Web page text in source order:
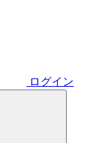
ログイン